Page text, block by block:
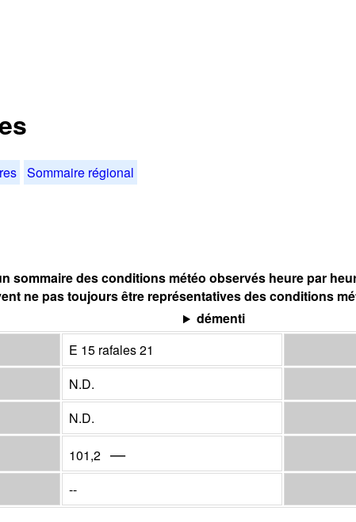
Sommaire régional
sommaire des conditions météo observés heure par
ne pas toujours être représentatives des conditions
démenti
E 15 rafales 21
N.D.
N.D.
101,2 —
--